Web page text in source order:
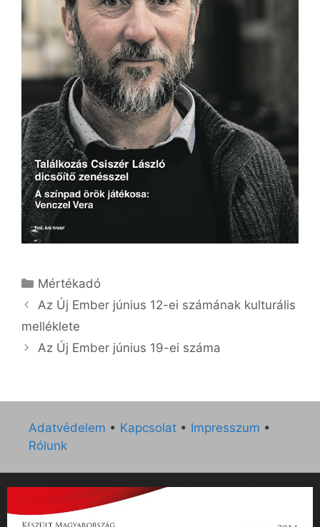
Kategória
Mértékadó
Az Új Ember június 12-ei számának kulturális
melléklete
Az Új Ember június 19-ei száma
Adatvédelem • Kapcsolat • Impresszum •
Rólunk